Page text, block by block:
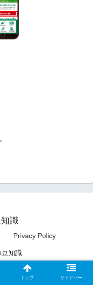
識
Privacy Policy
知識.
トップ サイドバー